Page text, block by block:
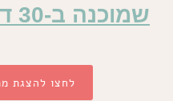
שמוכנה ב-30 דקות
לחצו להצגת